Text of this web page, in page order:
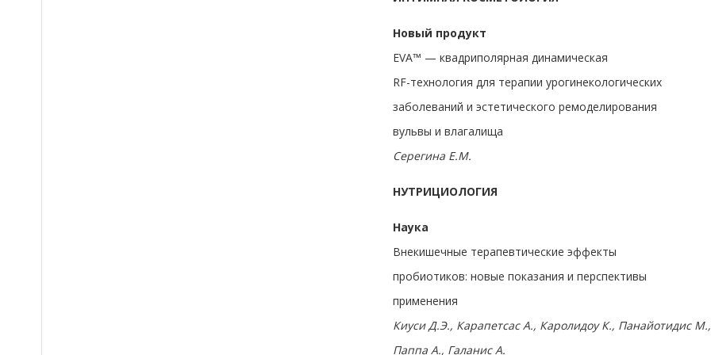
Новый продукт
EVA™ — квадриполярная динамическая
RF-технология для терапии урогинекологических
заболеваний и эстетического ремоделирования
вульвы и влагалища
Серегина Е.М.
НУТРИЦИОЛОГИЯ
Наука
Внекишечные терапевтические эффекты
пробиотиков: новые показания и перспективы
применения
Киуси Д.Э., Карапетсас А., Каролидоу К., Панайотидис М.,
Паппа А., Галанис А.